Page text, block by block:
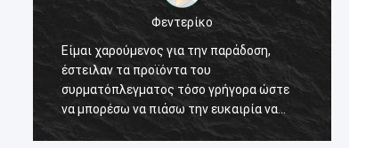
Φεντερίκο
Είμαι χαρούμενος για την παράδοση,
έστειλαν τα προϊόντα του
συρματόπλεγματος τόσο γρήγορα ώστε
να μπορέσω να πιάσω την ευκαιρία να
δουλέψω με τον πελάτη μου, την ίδια